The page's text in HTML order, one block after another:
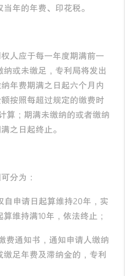
年的年费、印花税。
人应于每一年度期满前一
或未缴足，专利局将发出
年费期满之日起六个月内
按照每超过规定的缴费时
算；期满未缴纳的或者缴纳
之日起终止。
分为：
申请日起算维持20年，实
维持满10年，依法终止；
通知书，通知申请人缴纳
足年费及滞纳金的，专利